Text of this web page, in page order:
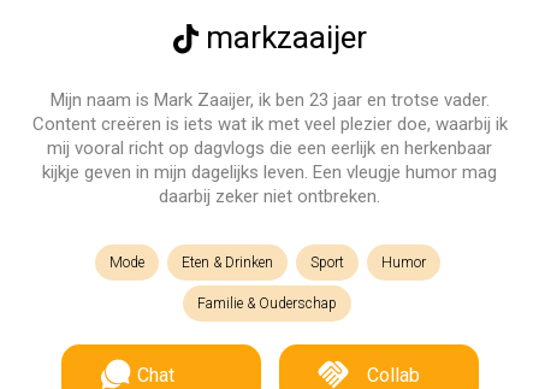
markzaaijer
Mijn naam is Mark Zaaijer, ik ben 23 jaar en trotse vader.
Content creëren is iets wat ik met veel plezier doe, waarbij ik
mij vooral richt op dagvlogs die een eerlijk en herkenbaar
kijkje geven in mijn dagelijks leven. Een vleugje humor mag
daarbij zeker niet ontbreken.
Mode Eten & Drinken Sport Humor
Familie & Ouderschap
Chat Collab